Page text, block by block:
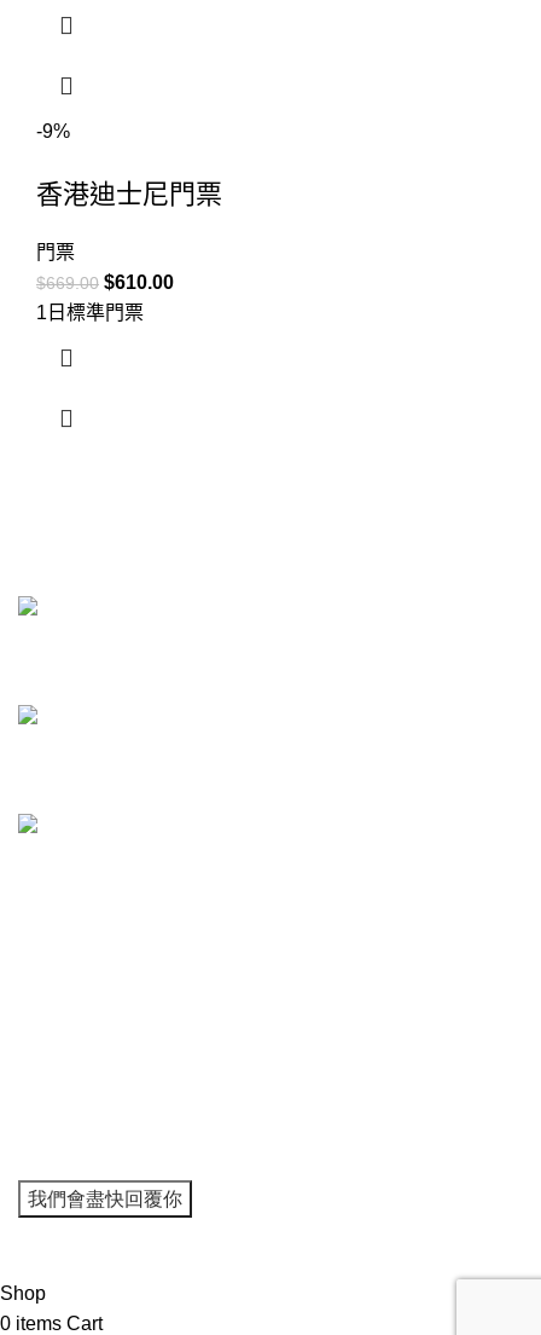
-9%
⾹港迪⼠尼⾨票
門票
$669.00 $610.00
1日標準門票
Shop
0 items Cart